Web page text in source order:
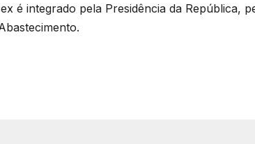
é integrado pela Presidência da República,